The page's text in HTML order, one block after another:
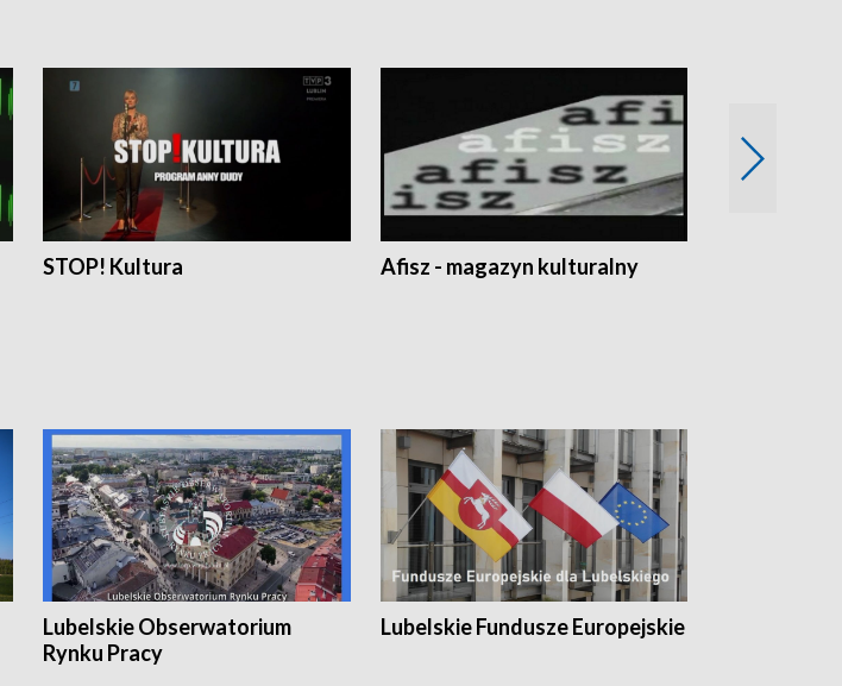
STOP! Kultura Afisz - magazyn kulturalny
Lubelskie Obserwatorium
Rynku Pracy
Lubelskie Fundusze Europejskie